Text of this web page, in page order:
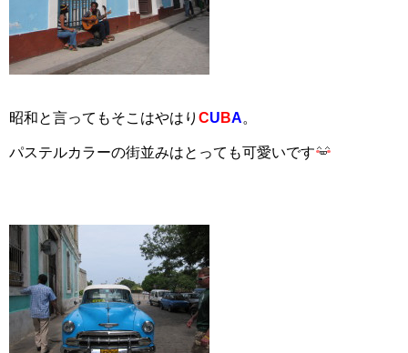
昭和と言ってもそこはやはり CU BA。
パステルカラーの街並みはとっても可愛いです